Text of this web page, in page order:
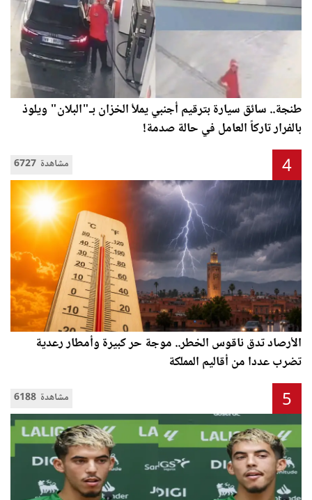
طنجة.. سائق سيارة بترقيم أجنبي يملأ الخزان بـ"البلان" ويلوذ
بالفرار تاركاً العامل في حالة صدمة!
6727 مشاهدة 4
الأرصاد تدق ناقوس الخطر.. موجة حر كبيرة وأمطار رعدية
تضرب عددا من أقاليم المملكة
6188 مشاهدة 5